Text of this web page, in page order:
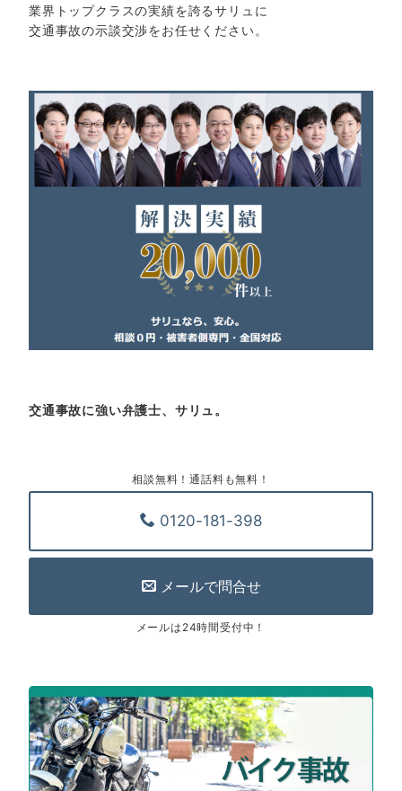
業界トップクラスの実績を誇るサリュに
交通事故の示談交渉をお任せください。
交通事故に強い弁護士、サリュ。
相談無料！通話料も無料！
0120-181-398
メールで問合せ
メールは24時間受付中！